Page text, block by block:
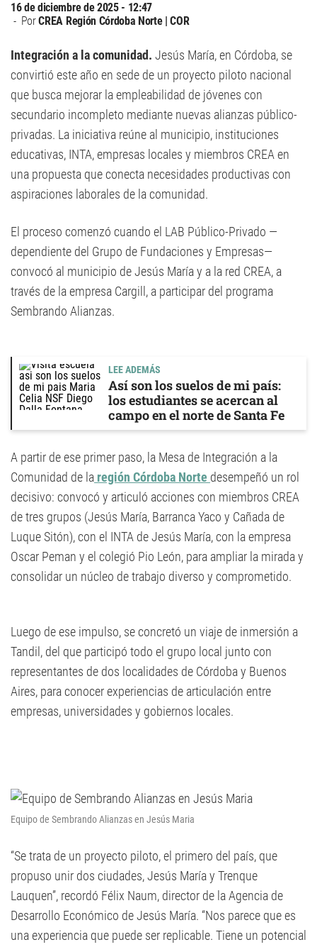
16 de diciembre de 2025 - 12:47
PorCREA Región Córdoba Norte | COR
Integración a la comunidad. Jesús María, en Córdoba, se
convirtió este año en sede de un proyecto piloto nacional
que busca mejorar la empleabilidad de jóvenes con
secundario incompleto mediante nuevas alianzas público-
privadas. La iniciativa reúne al municipio, instituciones
educativas, INTA, empresas locales y miembros CREA en
una propuesta que conecta necesidades productivas con
aspiraciones laborales de la comunidad.
El proceso comenzó cuando el LAB Público-Privado —
dependiente del Grupo de Fundaciones y Empresas—
convocó al municipio de Jesús María y a la red CREA, a
través de la empresa Cargill, a participar del programa
Sembrando Alianzas.
LEE ADEMÁS
Así son los suelos de mi país:
los estudiantes se acercan al
campo en el norte de Santa Fe
A partir de ese primer paso, la Mesa de Integración a la
Comunidad de la región Córdoba Norte desempeñó un rol
decisivo: convocó y articuló acciones con miembros CREA
de tres grupos (Jesús María, Barranca Yaco y Cañada de
Luque Sitón), con el INTA de Jesús María, con la empresa
Oscar Peman y el colegió Pio León, para ampliar la mirada y
consolidar un núcleo de trabajo diverso y comprometido.
Luego de ese impulso, se concretó un viaje de inmersión a
Tandil, del que participó todo el grupo local junto con
representantes de dos localidades de Córdoba y Buenos
Aires, para conocer experiencias de articulación entre
empresas, universidades y gobiernos locales.
Equipo de Sembrando Alianzas en Jesús Maria
“Se trata de un proyecto piloto, el primero del país, que
propuso unir dos ciudades, Jesús María y Trenque
Lauquen”, recordó Félix Naum, director de la Agencia de
Desarrollo Económico de Jesús María. “Nos parece que es
una experiencia que puede ser replicable. Tiene un potencial